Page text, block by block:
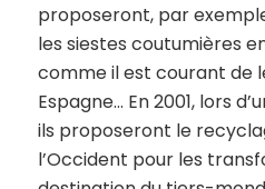
proposeront, par
les siestes coutumières
comme il est courant de
Espagne… En 2001, lors
ils proposeront le
l’Occident pour les